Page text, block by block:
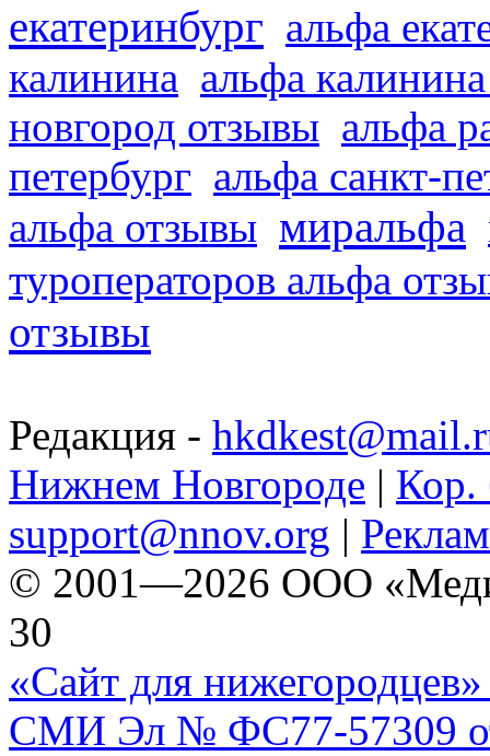
екатеринбург альфа
калинина альфа
новгород отзывы альфа
петербург альфа санкт-
альфа отзывы миральфа
туроператоров альфа
отзывы
Редакция -
Нижнем Новгороде | Кор.
support@nnov.org |
© 2001—2026 ООО
30
«Сайт для нижегородцев»
СМИ Эл № ФС77-57309